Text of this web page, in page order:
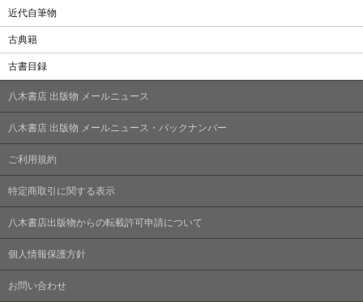
近代自筆物
古典籍
古書目録
八木書店 出版物 メールニュース
八木書店 出版物 メールニュース・バックナンバー
ご利用規約
特定商取引に関する表示
八木書店出版物からの転載許可申請について
個人情報保護方針
お問い合わせ